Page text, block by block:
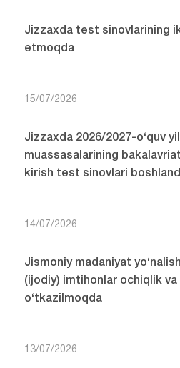
Jizzaxda test sinovlarining
etmoqda
15/07/2026
Jizzaxda 2026/2027-o‘quv
muassasalarining
kirish test sinovlari boshlandi
14/07/2026
Jismoniy madaniyat
(ijodiy) imtihonlar ochiqlik
o‘tkazilmoqda
13/07/2026